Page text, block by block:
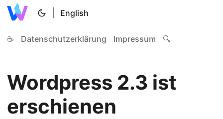
English
☕ Datenschutzerklärung Impressum 🔍
Wordpress 2.3 ist
erschienen